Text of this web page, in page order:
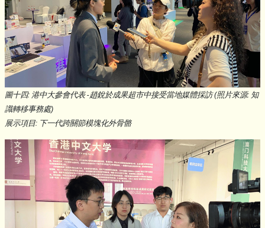
圖十四: 港中大參會代表 -趙銳於成果超市中接受當地媒體採訪 (照片來源: 知
識轉移事務處)
展示項目: 下一代跨關節模塊化外骨骼